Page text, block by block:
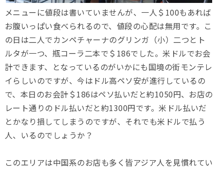
メニューに値段は書いていませんが、一人＄100もあれば
お腹いっぱい食べられるので、値段の心配は無用です。こ
の日は二人でカンペチャーナのグリンガ（小）二つとト
ルタが一つ、瓶コーラ二本で＄186でした。米ドルでお会
計できます、となっているのがいかにも国境の街モンテレ
イらしいのですが、今はドル高ペソ安が進行しているの
で、本日のお会計＄186はペソ払いだと約1050円、お店の
レート通りのドル払いだと約1300円です。米ドル払いだ
とかなり損してしまうのですが、それでも米ドルで払う
人、いるのでしょうか？
このエリアは中国系のお店も多く皆アジア人を見慣れてい